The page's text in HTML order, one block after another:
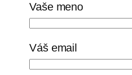
Vaše meno
Váš email